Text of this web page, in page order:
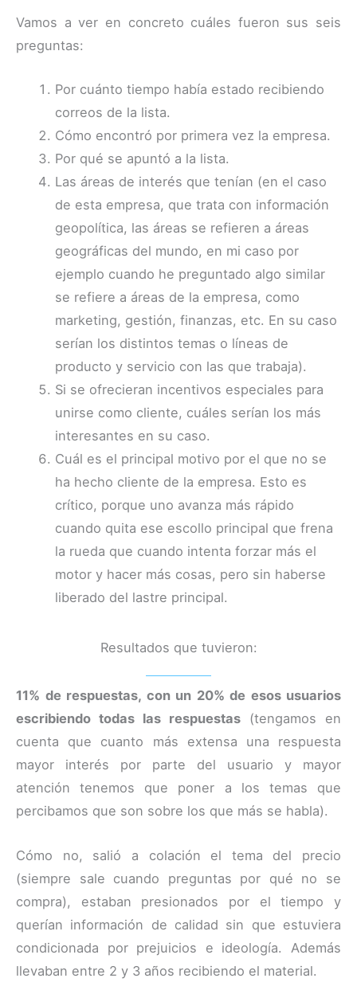
Vamos a ver en concreto cuáles fueron sus seis
preguntas:
Por cuánto tiempo había estado recibiendo
correos de la lista.
Cómo encontró por primera vez la empresa.
Por qué se apuntó a la lista.
Las áreas de interés que tenían (en el caso
de esta empresa, que trata con información
geopolítica, las áreas se refieren a áreas
geográficas del mundo, en mi caso por
ejemplo cuando he preguntado algo similar
se refiere a áreas de la empresa, como
marketing, gestión, finanzas, etc. En su caso
serían los distintos temas o líneas de
producto y servicio con las que trabaja).
Si se ofrecieran incentivos especiales para
unirse como cliente, cuáles serían los más
interesantes en su caso.
Cuál es el principal motivo por el que no se
ha hecho cliente de la empresa. Esto es
crítico, porque uno avanza más rápido
cuando quita ese escollo principal que frena
la rueda que cuando intenta forzar más el
motor y hacer más cosas, pero sin haberse
liberado del lastre principal.
Resultados que tuvieron:
11% de respuestas, con un 20% de esos usuarios
escribiendo todas las respuestas (tengamos en
cuenta que cuanto más extensa una respuesta
mayor interés por parte del usuario y mayor
atención tenemos que poner a los temas que
percibamos que son sobre los que más se habla).
Cómo no, salió a colación el tema del precio
(siempre sale cuando preguntas por qué no se
compra), estaban presionados por el tiempo y
querían información de calidad sin que estuviera
condicionada por prejuicios e ideología. Además
llevaban entre 2 y 3 años recibiendo el material.